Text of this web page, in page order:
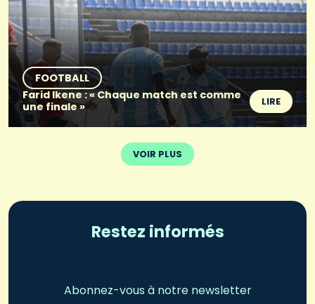
FOOTBALL
Farid Ikene : « Chaque match est comme
une finale »
LIRE
VOIR PLUS
Restez informés
Abonnez-vous à notre newsletter